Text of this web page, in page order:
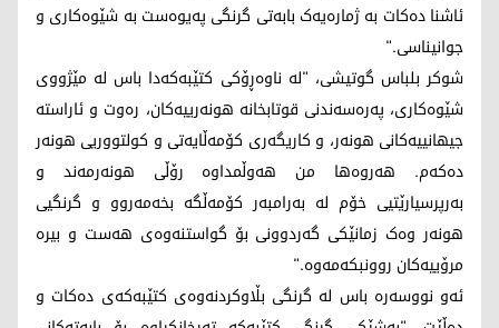
ئاشنا دەکات بە ژمارەیەک بابەتی گرنگی پەیوەست بە شێوەکاری و
جوانیناسی."
شوکر بلباس گوتیشی، "لە ناوەڕۆکی کتێبەکەدا باس لە مێژووی
شێوەکاری، پەرەسەندنی قوتابخانە هونەرییەکان، رەوت و ئاراستە
جیهانییەکانی هونەر، و کاریگەری کۆمەڵایەتی و کولتووریی هونەر
دەکەم. هەروەها من هەوڵمداوە رۆڵی هونەرمەند و
بەرپرسیارێتیی خۆم لە بەرامبەر کۆمەڵگە بخەمەروو و گرنگیی
هونەر وەک زمانێکی گەردوونی بۆ گواستنەوەی هەست و بیرە
مرۆییەکان روونبکەمەوە."
ئەو نووسەرە باس لە گرنگی بڵاوکردنەوەی کتێبەکەی دەکات و